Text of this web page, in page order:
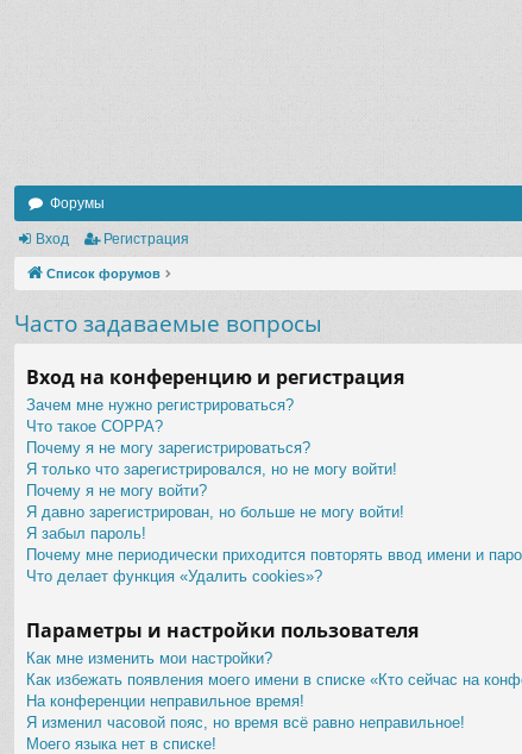
Форумы
Вход Регистрация
Список форумов
Часто задаваемые вопросы
Вход на конференцию и регистрация
Зачем мне нужно регистрироваться?
Что такое COPPA?
Почему я не могу зарегистрироваться?
Я только что зарегистрировался, но не могу войти!
Почему я не могу войти?
Я давно зарегистрирован, но больше не могу войти!
Я забыл пароль!
Почему мне периодически приходится повторять ввод имени и
Что делает функция «Удалить cookies»?
Параметры и настройки пользователя
Как мне изменить мои настройки?
Как избежать появления моего имени в списке «Кто сейчас на
На конференции неправильное время!
Я изменил часовой пояс, но время всё равно неправильное!
Моего языка нет в списке!